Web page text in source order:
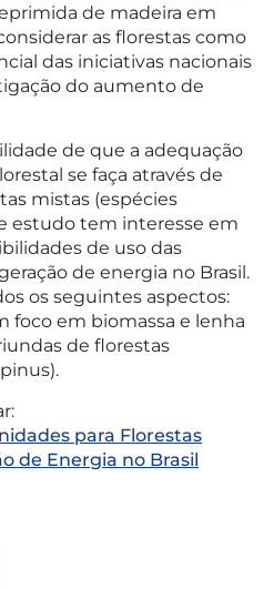
de madeira em
as florestas como
das iniciativas nacionais
do aumento de
de que a adequação
se faça através de
mistas (espécies
estudo tem interesse em
de uso das
de energia no Brasil.
os seguintes aspectos:
foco em biomassa e lenha
de florestas
para Florestas
de Energia no Brasil